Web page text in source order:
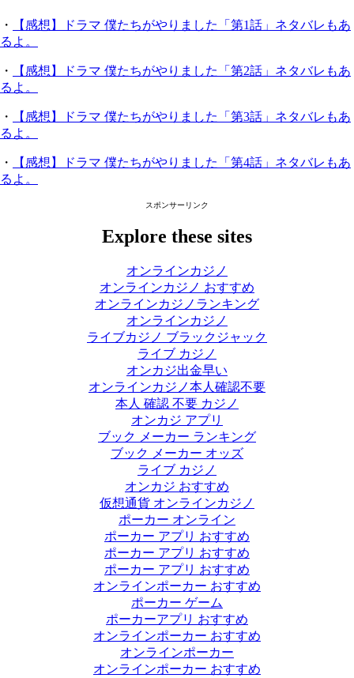
・
【感想】ドラマ 僕たちがやりました「第1話」ネタバレもあ
るよ。
・
【感想】ドラマ 僕たちがやりました「第2話」ネタバレもあ
るよ。
・
【感想】ドラマ 僕たちがやりました「第3話」ネタバレもあ
るよ。
・
【感想】ドラマ 僕たちがやりました「第4話」ネタバレもあ
るよ。
スポンサーリンク
Explore these sites
オンラインカジノ
オンラインカジノ おすすめ
オンラインカジノランキング
オンラインカジノ
ライブカジノ ブラックジャック
ライブ カジノ
オンカジ出金早い
オンラインカジノ本人確認不要
本人 確認 不要 カジノ
オンカジ アプリ
ブック メーカー ランキング
ブック メーカー オッズ
ライブ カジノ
オンカジ おすすめ
仮想通貨 オンラインカジノ
ポーカー オンライン
ポーカー アプリ おすすめ
ポーカー アプリ おすすめ
ポーカー アプリ おすすめ
オンラインポーカー おすすめ
ポーカー ゲーム
ポーカーアプリ おすすめ
オンラインポーカー おすすめ
オンラインポーカー
オンラインポーカー おすすめ